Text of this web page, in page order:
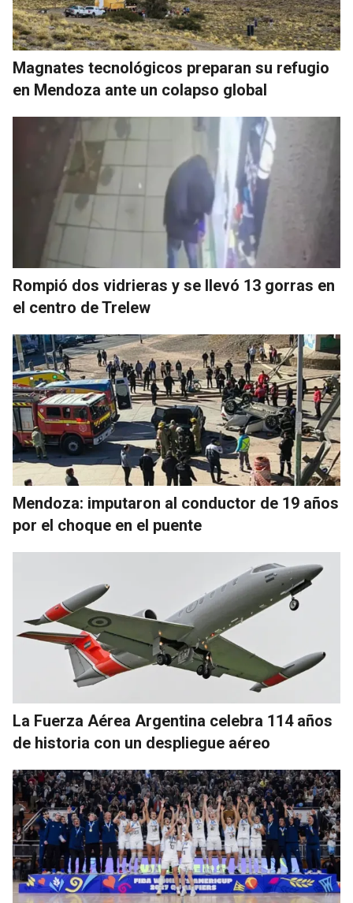
Magnates tecnológicos preparan su refugio
en Mendoza ante un colapso global
Rompió dos vidrieras y se llevó 13 gorras en
el centro de Trelew
Mendoza: imputaron al conductor de 19 años
por el choque en el puente
La Fuerza Aérea Argentina celebra 114 años
de historia con un despliegue aéreo